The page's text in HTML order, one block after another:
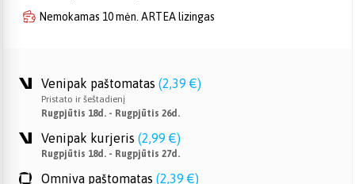
Nemokamas 10 mėn. ARTEA lizingas
Venipak paštomatas (2,39 €)
Pristato ir šeštadienį
Rugpjūtis 18d. - Rugpjūtis 26d.
Venipak kurjeris (2,99 €)
Rugpjūtis 18d. - Rugpjūtis 27d.
Omniva paštomatas (2,39 €)